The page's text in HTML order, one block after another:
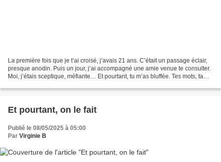
La première fois que je t’ai croisé, j’avais 21 ans. C’était un passage éclair,
presque anodin. Puis un jour, j’ai accompagné une amie venue te consulter.
Moi, j’étais sceptique, méfiante… Et pourtant, tu m’as bluffée. Tes mots, ta
Et pourtant, on le fait
Publié le 08/05/2025 à 05:00
Par Virginie B